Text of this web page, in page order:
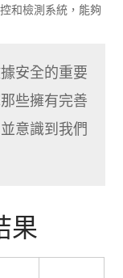
和檢測系統，能夠
安全的重要
些擁有完善
意識到我們
果